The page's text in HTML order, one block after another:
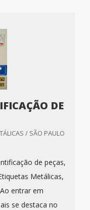
DE
/ SÃO PAULO
de peças,
Metálicas,
entrar em
se destaca no